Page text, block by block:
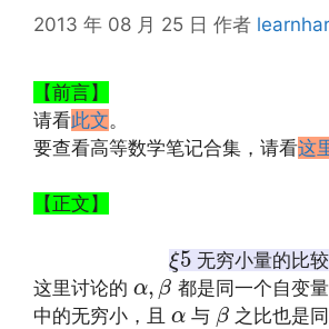
2013 年 08 月 25 日 作者
【前言】
请看此文。
要查看高等数学笔记合集，请看这
【正文】
ξ5
ξ5无穷小量的比较
这里讨论的 α, β
α β 都是同一个自变
中的无穷小，且 α
α 与 β
β 之比也是